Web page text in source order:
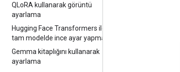
QLoRA kullanarak görüntü
ayarlama
Hugging Face Transformers ile
tam modelde ince ayar yapma
Gemma kitaplığını kullanarak
ayarlama